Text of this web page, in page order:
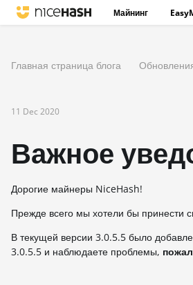
Майнинг
Главная страница блога
11 Dec 2020
Важное
Дорогие майнеры NiceHash!
Прежде всего мы хотели бы принести
В текущей версии 3.0.5.5 было
3.0.5.5 и наблюдаете проблемы,